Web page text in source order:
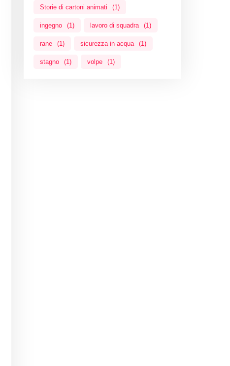
Storie di cartoni animati (1)
ingegno (1) lavoro di squadra (1)
rane (1) sicurezza in acqua (1)
stagno (1) volpe (1)